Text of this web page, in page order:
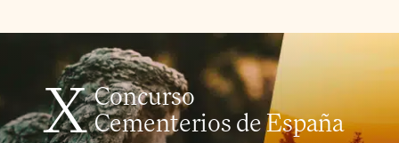
X Concurso
Cementerios de España